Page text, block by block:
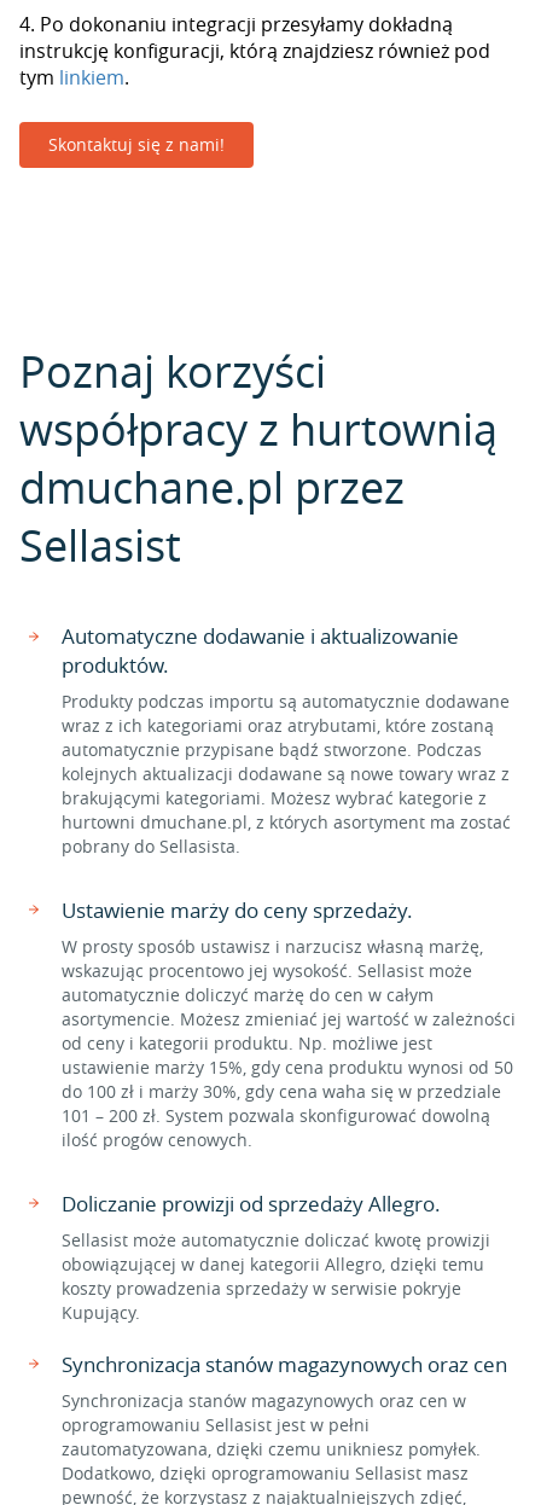
4. Po dokonaniu integracji przesyłamy dokładną
instrukcję konfiguracji, którą znajdziesz również pod
tym linkiem.
Skontaktuj się z nami!
Poznaj korzyści
współpracy z hurtownią
dmuchane.pl przez
Sellasist
Automatyczne dodawanie i aktualizowanie
produktów.
Produkty podczas importu są automatycznie dodawane
wraz z ich kategoriami oraz atrybutami, które zostaną
automatycznie przypisane bądź stworzone. Podczas
kolejnych aktualizacji dodawane są nowe towary wraz z
brakującymi kategoriami. Możesz wybrać kategorie z
hurtowni dmuchane.pl, z których asortyment ma zostać
pobrany do Sellasista.
Ustawienie marży do ceny sprzedaży.
W prosty sposób ustawisz i narzucisz własną marżę,
wskazując procentowo jej wysokość. Sellasist może
automatycznie doliczyć marżę do cen w całym
asortymencie. Możesz zmieniać jej wartość w zależności
od ceny i kategorii produktu. Np. możliwe jest
ustawienie marży 15%, gdy cena produktu wynosi od 50
do 100 zł i marży 30%, gdy cena waha się w przedziale
101 – 200 zł. System pozwala skonfigurować dowolną
ilość progów cenowych.
Doliczanie prowizji od sprzedaży Allegro.
Sellasist może automatycznie doliczać kwotę prowizji
obowiązującej w danej kategorii Allegro, dzięki temu
koszty prowadzenia sprzedaży w serwisie pokryje
Kupujący.
Synchronizacja stanów magazynowych oraz cen
Synchronizacja stanów magazynowych oraz cen w
oprogramowaniu Sellasist jest w pełni
zautomatyzowana, dzięki czemu unikniesz pomyłek.
Dodatkowo, dzięki oprogramowaniu Sellasist masz
pewność, że korzystasz z najaktualniejszych zdjęć,